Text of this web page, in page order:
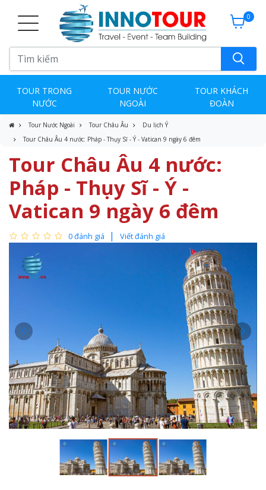
0
TOUR TRONG
NƯỚC
TOUR NƯỚC
NGOÀI
TOUR KHÁCH
ĐOÀN
Tour Nước Ngoài Tour Châu Âu
Du lịch Ý
Tour Châu Âu 4 nước: Pháp - Thụy Sĩ - Ý - Vatican 9 ngày 6 đêm
Tour Châu Âu 4 nước:
Pháp - Thụy Sĩ - Ý -
Vatican 9 ngày 6 đêm
0 đánh giá Viết đánh giá